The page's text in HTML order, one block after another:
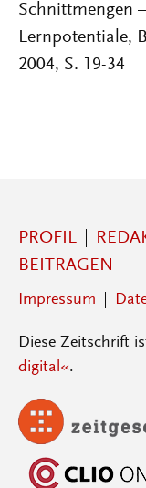
Schnittmengen
Lernpotentiale,
2004, S. 19-34
PROFIL
BEITRAGEN
Impressum
Diese Zeitschrift
digital«.